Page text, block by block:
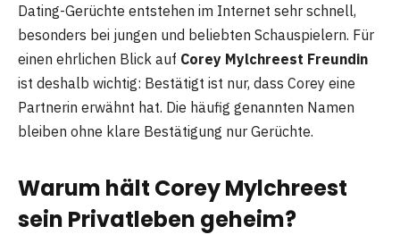
Dating-Gerüchte entstehen im Internet sehr schnell,
besonders bei jungen und beliebten Schauspielern. Für
einen ehrlichen Blick auf Corey Mylchreest Freundin
ist deshalb wichtig: Bestätigt ist nur, dass Corey eine
Partnerin erwähnt hat. Die häufig genannten Namen
bleiben ohne klare Bestätigung nur Gerüchte.
Warum hält Corey Mylchreest
sein Privatleben geheim?